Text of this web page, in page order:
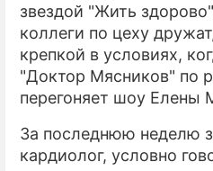
звездой "Жить
коллеги по цеху
крепкой в условиях,
"Доктор Мясников" по
перегоняет шоу Елены
За последнюю неделю
кардиолог, условно